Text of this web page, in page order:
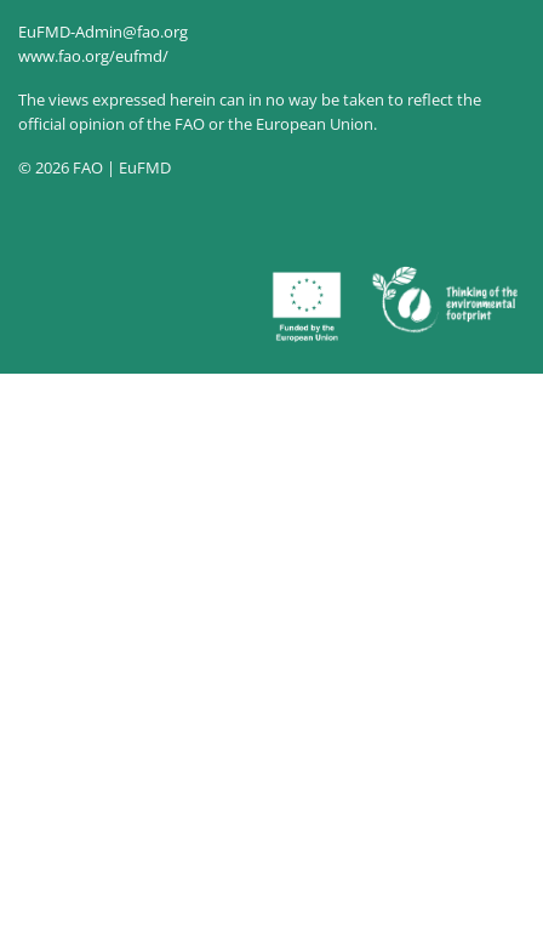
EuFMD-Admin@fao.org
www.fao.org/eufmd/
The views expressed herein can in no way be taken to reflect the
official opinion of the FAO or the European Union.
© 2026 FAO | EuFMD